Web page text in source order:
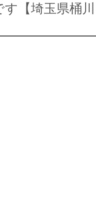
【埼玉県桶川